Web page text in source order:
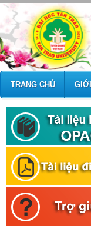
TRANG CHỦ